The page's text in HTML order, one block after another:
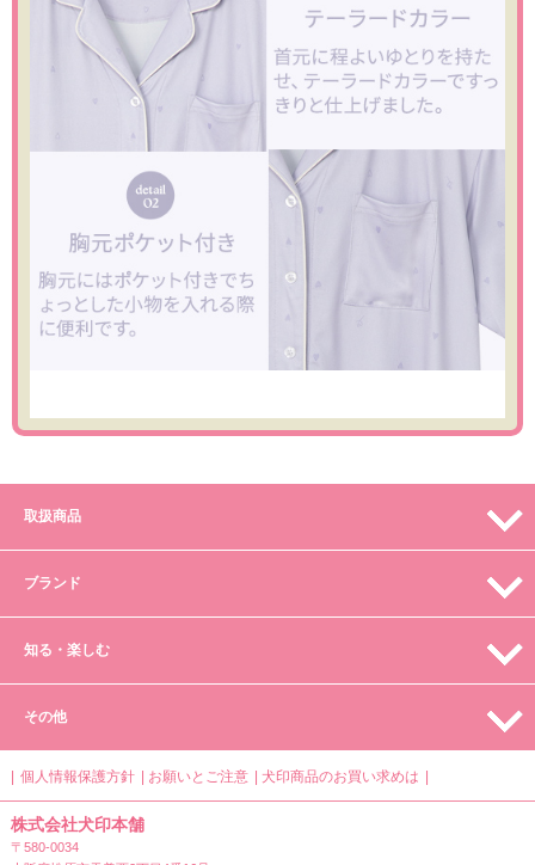
取扱商品
ブランド
知る・楽しむ
その他
個人情報保護方針 お願いとご注意 犬印商品のお買い求めは
株式会社犬印本舗
〒580-0034